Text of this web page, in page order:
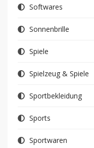
Softwares
Sonnenbrille
Spiele
Spielzeug & Spiele
Sportbekleidung
Sports
Sportwaren